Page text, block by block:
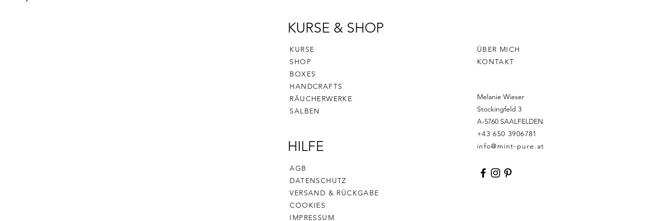
KURSE & SHOP
KURSE
SHOP
BOXES
HANDCRAFTS
RÄUCHERWERKE
SALBEN
HILFE
AGB
DATENSCHUTZ
VERSAND & RÜCKGABE
COOKIES
IMPRESSUM
ÜBER MICH
KONTAKT
Melanie Wieser
Stockingfeld 3
A-5760 SAALFELDEN
+43 650 3906781
info@mint-pure.at